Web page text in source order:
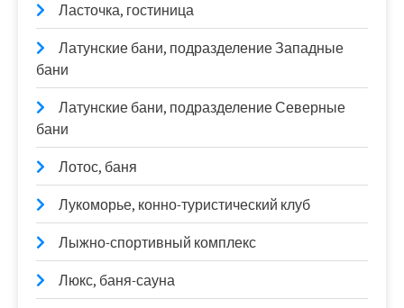
Ласточка, гостиница
Латунские бани, подразделение Западные
бани
Латунские бани, подразделение Северные
бани
Лотос, баня
Лукоморье, конно-туристический клуб
Лыжно-спортивный комплекс
Люкс, баня-сауна